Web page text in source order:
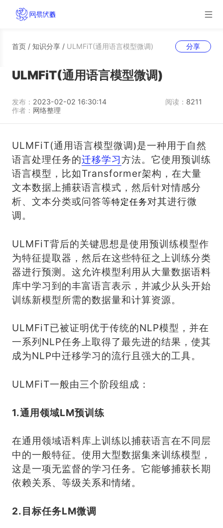
首页 / 知识分享 / ULMFiT(通用语言模型微调) 分享
ULMFiT(通用语言模型微调)
发布： 2023-02-02 16:30:14 阅读： 8211
作者： 网络整理
ULMFiT(通用语言模型微调)是一种用于自然
语言处理任务的迁移学习方法。它使用预训练
语言模型，比如Transformer架构，在大量
文本数据上捕获语言模式，然后针对情感分
析、文本分类或问答等特定任务对其进行微
调。
ULMFiT背后的关键思想是使用预训练模型作
为特征提取器，然后在这些特征之上训练分类
器进行预测。这允许模型利用从大量数据语料
库中学习到的丰富语言表示，并减少从头开始
训练新模型所需的数据量和计算资源。
ULMFiT已被证明优于传统的NLP模型，并在
一系列NLP任务上取得了最先进的结果，使其
成为NLP中迁移学习的流行且强大的工具。
ULMFiT一般由三个阶段组成：
1.通用领域LM预训练
在通用领域语料库上训练以捕获语言在不同层
中的一般特征。使用大型数据集来训练模型，
这是一项无监督的学习任务。它能够捕获长期
依赖关系、等级关系和情绪。
2.目标任务LM微调